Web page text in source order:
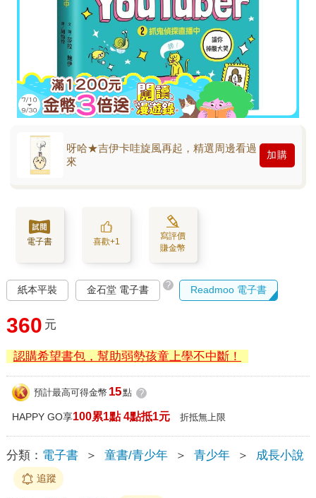
呀哈★吉伊卡哇旋風再起，精選周邊看過
來
加購
電子書 喜歡+1
寫評價
賺金幣
紙本平裝 金石堂 電子書 ? Readmoo 電子書
360 元
認購希望書包，幫助弱勢孩童上學不中斷！
預計最高可得金幣 15點 ?
HAPPY GO享100累1點 4點抵1元 折抵無上限
分類： 電子書 ＞ 童書/青少年 ＞ 青少年 ＞ 成長小說
追蹤